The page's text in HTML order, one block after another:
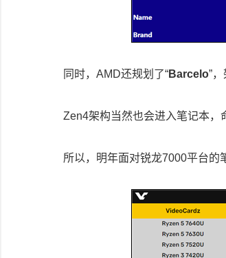
同时，AMD还规划了“Barcelo”
Zen4架构当然也会进入笔记本，
所以，明年面对锐龙7000平台的